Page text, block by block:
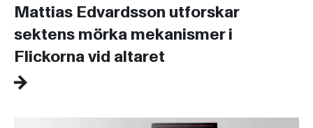
Mattias Edvardsson utforskar
sektens mörka mekanismer i
Flickorna vid altaret